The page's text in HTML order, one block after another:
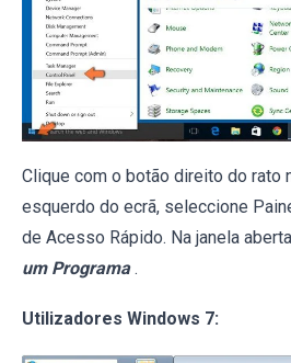
Clique com o botão direito do rato
esquerdo do ecrã, seleccione
de Acesso Rápido. Na janela
um Programa .
Utilizadores Windows 7: